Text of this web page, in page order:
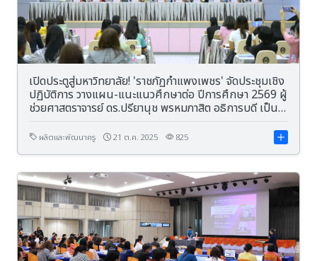
เปิดประตูสู่มหาวิทยาลัย! 'ราชภัฏกำแพงเพชร' จัดประชุมเชิง
ปฏิบัติการ วางแผน-แนะแนวศึกษาต่อ ปีการศึกษา 2569 ผู้
ช่วยศาสตราจารย์ ดร.ปรียานุช พรหมภาสิต อธิการบดี เป็น
ผลิตและพัฒนาครู 21 ต.ค. 2025 825